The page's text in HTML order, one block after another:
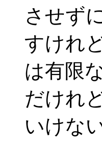
させず
すけれ
は有限
だけれ
いけな